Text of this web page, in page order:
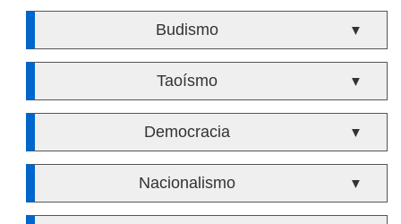
Budismo ▼
Taoísmo ▼
Democracia ▼
Nacionalismo ▼